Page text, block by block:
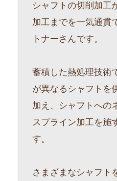
シャフトの切削加工
加工までを一気通貫
トナーさんです。
蓄積した熱処理技術
が異なるシャフトを
加え、シャフトへの
スプライン加工を施
す。
さまざまなシャフト